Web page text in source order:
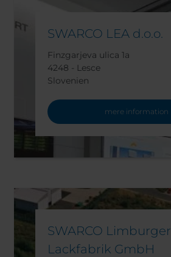
SWARCO LEA d.o.o.
Finzgarjeva ulica 1a
4248 - Lesce
Slovenien
mere information
SWARCO Limburger
Lackfabrik GmbH